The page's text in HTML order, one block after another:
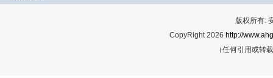
版权所有:
CopyRight 2026 http://
（任何引用或转